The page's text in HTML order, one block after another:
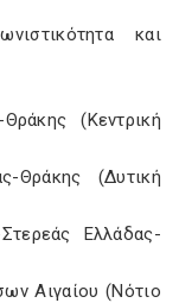
και
(Κεντρική
(Δυτική
Ελλάδας-
Αιγαίου (Νότιο